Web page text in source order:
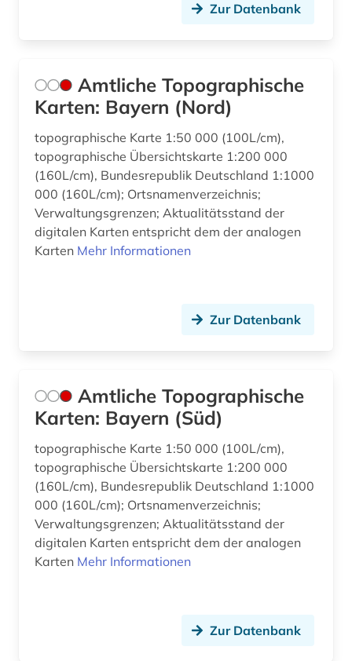
frauenforschung (2)
freistaat (1)
freizeit (2)
friedenserziehung (1)
frühes christentum (1)
astronom; physiker (1)
gb-außenpolitik (1)
gebäude (3)
gedenktag (1)
geisteswissenschaft (1)
geisteswissenschaften (19)
Zur Datenbank
Amtliche Topographische
Karten: Bayern (Nord)
topographische Karte 1:50 000 (100L/cm),
topographische Übersichtskarte 1:200 000
(160L/cm), Bundesrepublik Deutschland 1:1000
000 (160L/cm); Ortsnamenverzeichnis;
Verwaltungsgrenzen; Aktualitätsstand der
digitalen Karten entspricht dem der analogen
Karten Mehr Informationen
Zur Datenbank
Amtliche Topographische
Karten: Bayern (Süd)
topographische Karte 1:50 000 (100L/cm),
topographische Übersichtskarte 1:200 000
(160L/cm), Bundesrepublik Deutschland 1:1000
000 (160L/cm); Ortsnamenverzeichnis;
Verwaltungsgrenzen; Aktualitätsstand der
digitalen Karten entspricht dem der analogen
Karten Mehr Informationen
Zur Datenbank